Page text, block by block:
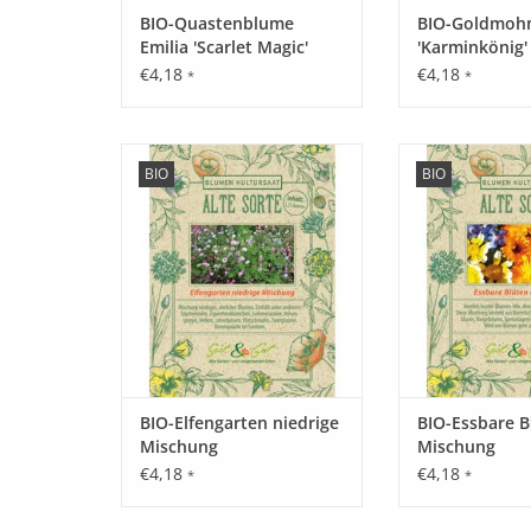
BIO-Quastenblume
Emilia 'Scarlet Magic'
€4,18 *
BIO-
'Karminkönig'
€4,18 *
BIO
Erleben Sie unsere Elfengarten
Mischung mit seltenen,
historischen Blumen wieder, die
fast in Vergessenheit geraten
sind!
ZUM WARENKORB HINZUFÜGEN
BIO-Elfengarten niedrige
Mischung
€4,18 *
BIO
Erleben Sie
Blüten
historischen
fast in
ZUM
BIO-Essbare
Mischung
€4,18 *